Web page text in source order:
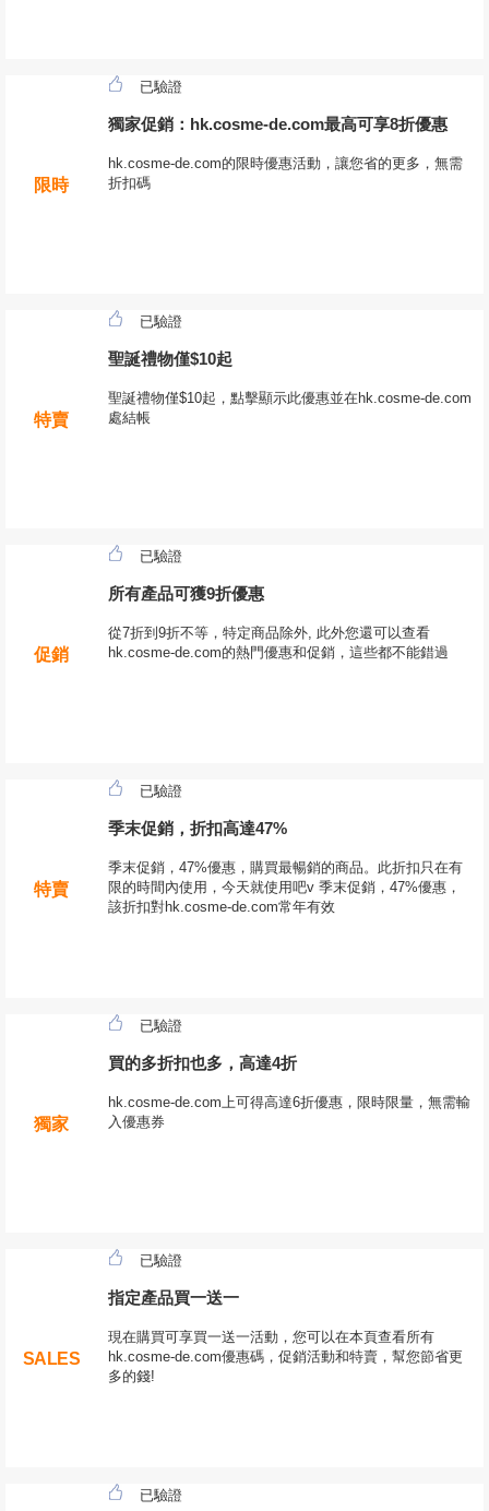
限時
已驗證
獨家促銷：hk.cosme-de.com最高可享8折優惠
hk.cosme-de.com的限時優惠活動，讓您省的更多，無需
折扣碼
特賣
已驗證
聖誕禮物僅$10起
聖誕禮物僅$10起，點擊顯示此優惠並在hk.cosme-de.com
處結帳
促銷
已驗證
所有產品可獲9折優惠
從7折到9折不等，特定商品除外, 此外您還可以查看
hk.cosme-de.com的熱門優惠和促銷，這些都不能錯過
特賣
已驗證
季末促銷，折扣高達47%
季末促銷，47%優惠，購買最暢銷的商品。此折扣只在有
限的時間內使用，今天就使用吧v 季末促銷，47%優惠，
該折扣對hk.cosme-de.com常年有效
獨家
已驗證
買的多折扣也多，高達4折
hk.cosme-de.com上可得高達6折優惠，限時限量，無需輸
入優惠券
SALES
已驗證
指定產品買一送一
現在購買可享買一送一活動，您可以在本頁查看所有
hk.cosme-de.com優惠碼，促銷活動和特賣，幫您節省更
多的錢!
已驗證